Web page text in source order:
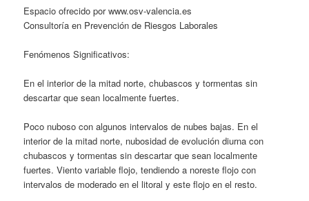
Espacio ofrecido por www.osv-valencia.es
Consultoría en Prevención de Riesgos Laborales
Fenómenos Significativos:
En el interior de la mitad norte, chubascos y tormentas sin
descartar que sean localmente fuertes.
Poco nuboso con algunos intervalos de nubes bajas. En el
interior de la mitad norte, nubosidad de evolución diurna con
chubascos y tormentas sin descartar que sean localmente
fuertes. Viento variable flojo, tendiendo a noreste flojo con
intervalos de moderado en el litoral y este flojo en el resto.